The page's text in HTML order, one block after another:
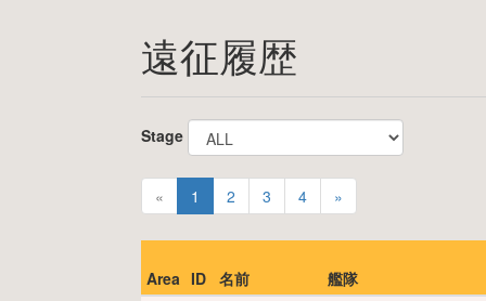
遠征履歴
Stage
« 1 2 3 4 »
Area ID 名前
艦隊